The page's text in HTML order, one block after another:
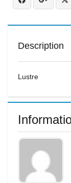
Description
Lustre